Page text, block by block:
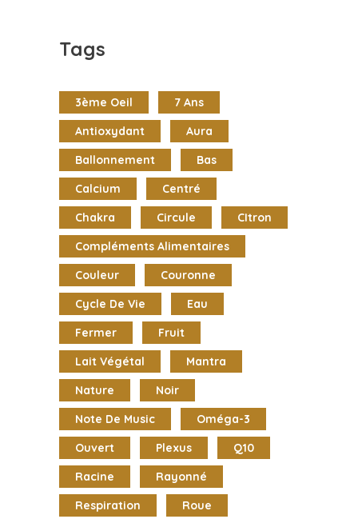
Tags
3ème Oeil
7 Ans
Antioxydant
Aura
Ballonnement
Bas
Calcium
Centré
Chakra
Circule
CItron
Compléments Alimentaires
Couleur
Couronne
Cycle De Vie
Eau
Fermer
Fruit
Lait Végétal
Mantra
Nature
Noir
Note De Music
Oméga-3
Ouvert
Plexus
Q10
Racine
Rayonné
Respiration
Roue